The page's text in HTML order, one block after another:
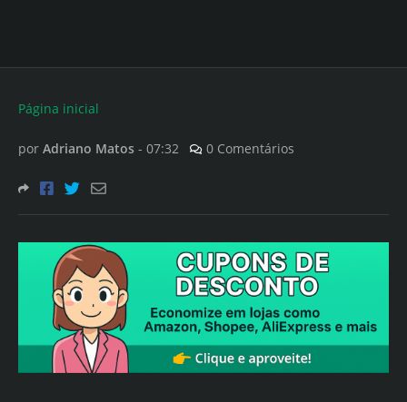
Página inicial
por Adriano Matos - 07:32 0 Comentários